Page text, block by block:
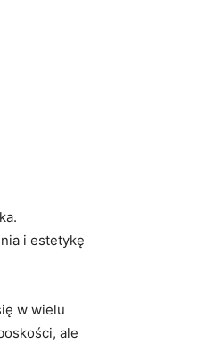
i⁤ estetykę
w⁤ wielu
‍ale